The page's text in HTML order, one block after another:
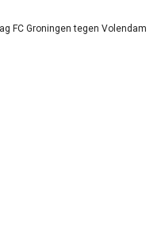
FC Groningen tegen Volendam